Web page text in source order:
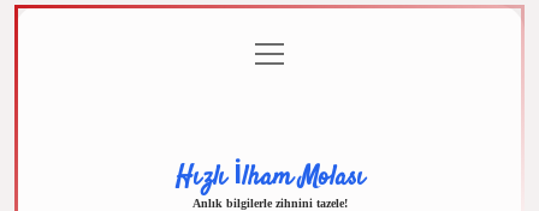
menüyü
aç
Hızlı İlham Molası
Anlık bilgilerle zihnini tazele!